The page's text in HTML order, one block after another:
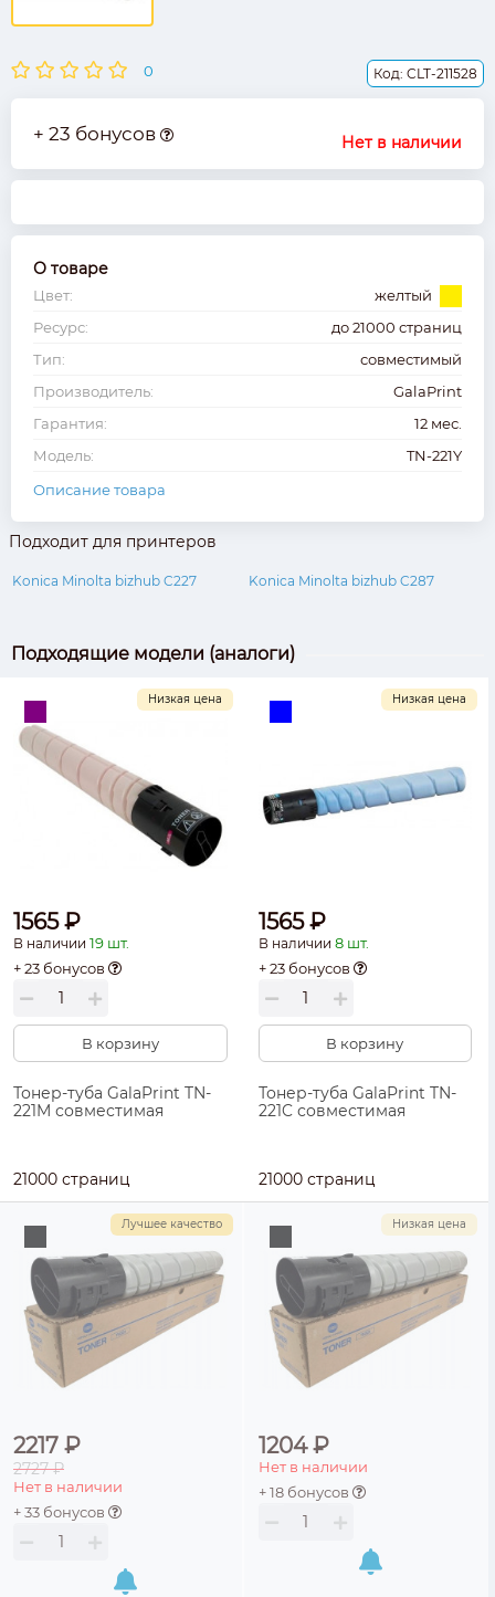
0 Код: CLT-211528
Нет в наличии
+ 23 бонусов
О товаре
Цвет:
желтый
Ресурс:
до 21000 страниц
Тип:
совместимый
Производитель:
GalaPrint
Гарантия:
12 мес.
Модель:
TN-221Y
Описание товара
Подходит для принтеров
Konica Minolta bizhub C227 Konica Minolta bizhub C287
Подходящие модели (аналоги)
Низкая цена
1565 ₽
В наличии 19 шт.
+ 23 бонусов
В корзину
Тонер-туба GalaPrint TN-
221M совместимая
21000 страниц
Низкая цена
1565 ₽
В наличии 8 шт.
+ 23 бонусов
В корзину
Тонер-туба GalaPrint TN-
221C совместимая
21000 страниц
Лучшее качество
2217 ₽
2727 ₽
Нет в наличии
+ 33 бонусов
Низкая цена
1204 ₽
Нет в наличии
+ 18 бонусов